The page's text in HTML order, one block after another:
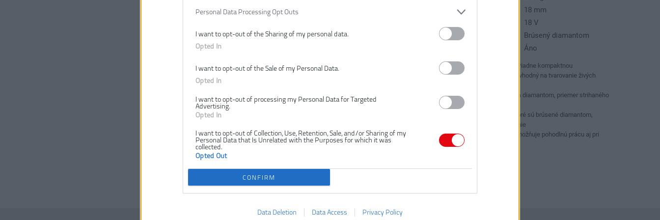
Personal Data Processing Opt Outs
I want to opt-out of the Sharing of my personal data.
Opted In
I want to opt-out of the Sale of my Personal Data.
Opted In
I want to opt-out of processing my Personal Data for Targeted
Advertising.
Opted In
I want to opt-out of Collection, Use, Retention, Sale, and/or Sharing of my
Personal Data that Is Unrelated with the Purposes for which it was
collected.
Opted Out
CONFIRM
Data Deletion Data Access Privacy Policy
Max. kapacita rezania:
18 mm
18 V
Typ noža:
Brúsený diamantom
Áno
Ľahký plotostrih s mimoriadne kompaktnou
konštrukciou, dokonalé vhodný na tvarovanie živých
Lišta dĺha 45cm brúsená diamantom, priemer strihaného
materiálu do 18mm
Vysoko kvalitné lišty, ktoré sú brúsené diamantom,
umožňujú presné strihanie
Pogumovaná rukoväť umožňuje pohodlnú prácu aj pri
dlhodobom používaní